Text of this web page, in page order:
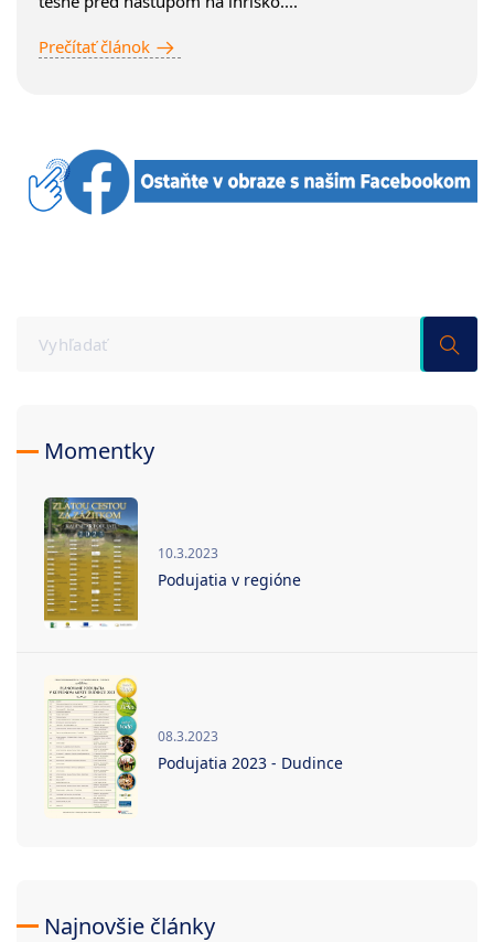
Prečítať článok
Momentky
10.3.2023
Podujatia v regióne
08.3.2023
Podujatia 2023 - Dudince
Najnovšie články